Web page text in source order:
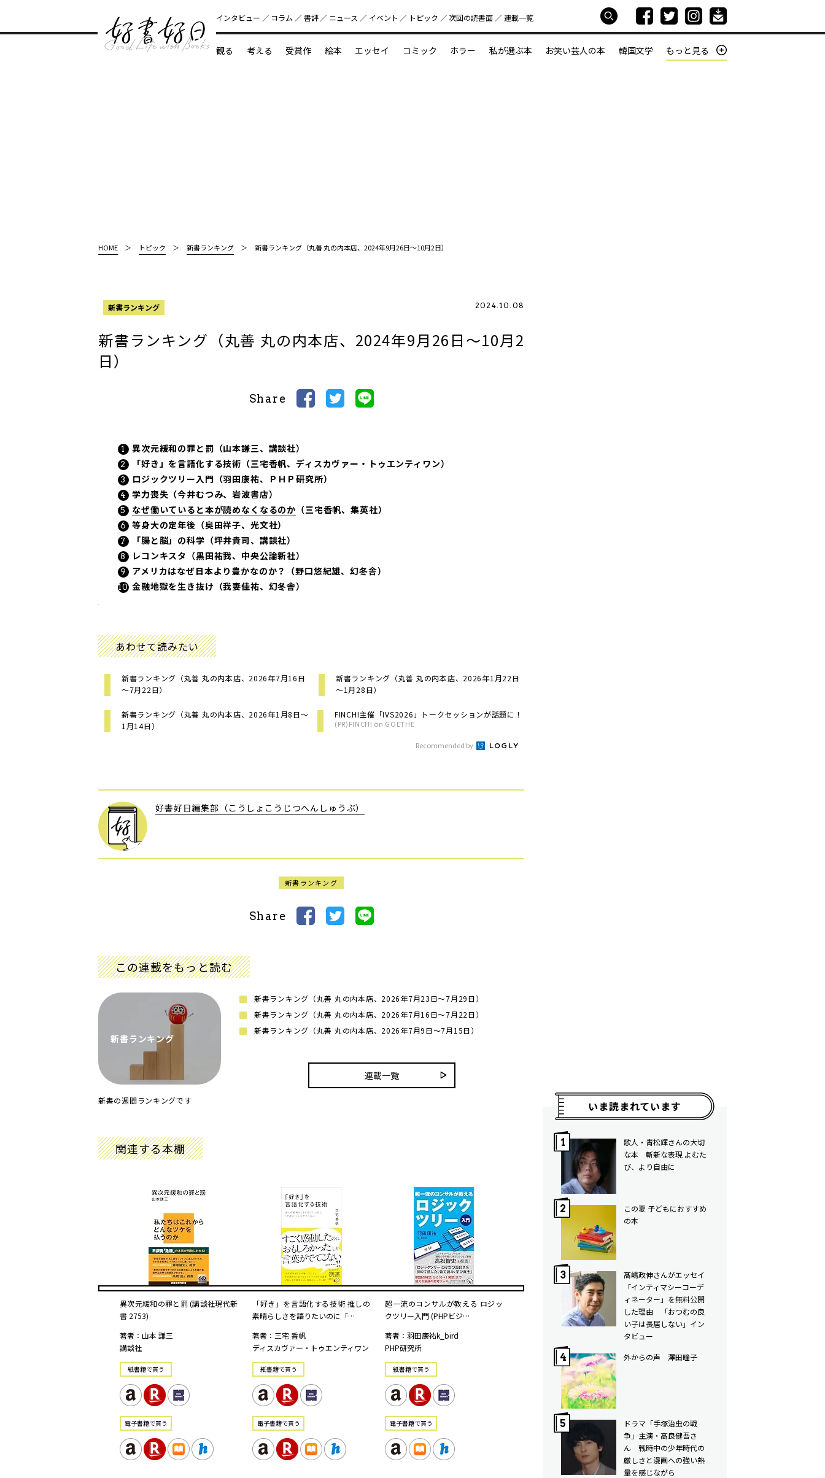
好書好日
インタビュー コラム 書評 ニュース イベント トピック 次回の読書⾯ 連載一覧
観る 考える 受賞作 絵本 エッセイ コミック ホラー 私が選ぶ本 お笑い芸人の本 韓国文学 もっと見る
HOME トピック 新書ランキング 新書ランキング（丸善 丸の内本店、2024年9月26日～10月2日）
新書ランキング 2024.10.08
新書ランキング（丸善 丸の内本店、2024年9月26日～10月2
日）
Share
異次元緩和の罪と罰（山本謙三、講談社）
「好き」を言語化する技術（三宅香帆、ディスカヴァー・トゥエンティワン）
ロジックツリー入門（羽田康祐、ＰＨＰ研究所）
学力喪失（今井むつみ、岩波書店）
なぜ働いていると本が読めなくなるのか （三宅香帆、集英社）
等身大の定年後（奥田祥子、光文社）
「腸と脳」の科学（坪井貴司、講談社）
レコンキスタ（黒田祐我、中央公論新社）
アメリカはなぜ日本より豊かなのか？（野口悠紀雄、幻冬舎）
金融地獄を生き抜け（我妻佳祐、幻冬舎）
あわせて読みたい
新書ランキング（丸善 丸の内本店、2026年7月16日
～7月22日）
新書ランキング（丸善 丸の内本店、2026年1月22日
～1月28日）
新書ランキング（丸善 丸の内本店、2026年1月8日～
1月14日）
FINCHI主催「IVS2026」トークセッションが話題に！
(PR)FINCHI on GOETHE
Recommended by
好書好日編集部（こうしょこうじつへんしゅうぶ）
新書ランキング
Share
この連載をもっと読む
新書ランキング
新書の週間ランキングです
新書ランキング（丸善 丸の内本店、2026年7月23日～7月29日）
新書ランキング（丸善 丸の内本店、2026年7月16日～7月22日）
新書ランキング（丸善 丸の内本店、2026年7月9日～7月15日）
連載一覧
関連する本棚
異次元緩和の罪と罰 (講談社現代新
書 2753)
著者：山本 謙三
講談社
紙書籍で買う
電⼦書籍で買う
「好き」を言語化する技術 推しの
素晴らしさを語りたいのに「…
著者：三宅 香帆
ディスカヴァー・トゥエンティワン
紙書籍で買う
電⼦書籍で買う
超一流のコンサルが教える ロジッ
クツリー入門 (PHPビジ…
著者：羽田康祐k_bird
PHP研究所
紙書籍で買う
電⼦書籍で買う
いま読まれています
歌人・青松輝さんの大切
な本 斬新な表現 よむた
び、より自由に
この夏 子どもにおすすめ
の本
髙嶋政伸さんがエッセイ
「インティマシーコーデ
ィネーター」を無料公開
した理由 「おつむの良
い子は長居しない」イン
タビュー
外からの声 澤田瞳子
ドラマ「手塚治虫の戦
争」主演・高良健吾さ
ん 戦時中の少年時代の
厳しさと漫画への強い熱
量を感じながら